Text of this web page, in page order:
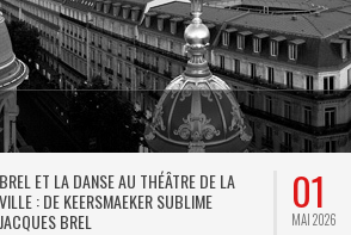
BREL ET LA DANSE AU THÉÂTRE DE LA
VILLE : DE KEERSMAEKER SUBLIME
JACQUES BREL
01
MAI 2026